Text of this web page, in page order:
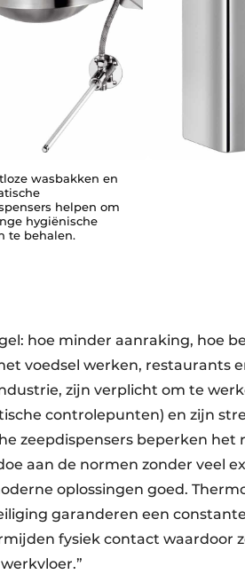
wasbakken en
helpen om
hygiënische
te behalen.
hoe minder aanraking, hoe
voedsel werken, restaurants
zijn verplicht om te
controlepunten) en zijn
zeepdispensers beperken het
aan de normen zonder veel
oplossingen goed.
garanderen een
fysiek contact waardoor